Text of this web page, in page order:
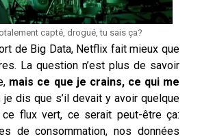
capté, drogué, tu sais ça?
de Big Data, Netflix fait mieux que
La question n’est plus de savoir
mais ce que je crains, ce qui me
je dis que s’il devait y avoir quelque
flux vert, ce serait peut-être ça:
de consommation, nos données